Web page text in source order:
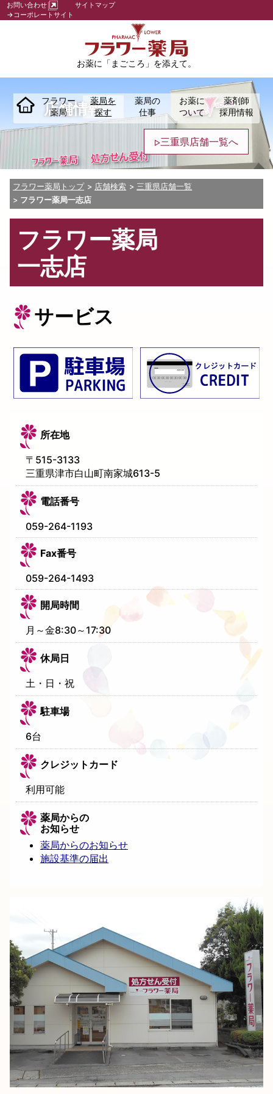
お薬に「まごころ」を添えて。
フラワー
薬局
薬局を
探す
薬局の
仕事
お薬に
ついて
薬剤師
採用情報
お問い合わせ
サイトマップ
→コーポレートサイト
店舗情報
三重県店舗一覧へ
フラワー薬局トップ 店舗検索
三重県店舗一覧
フラワー薬局一志店
フラワー薬局
一志店
サービス
所在地
〒 515-3133
三重県津市白山町南家城613-5
電話番号
059-264-1193
Fax番号
059-264-1493
開局時間
月～金8:30～17:30
休局日
土・日・祝
駐車場
6台
クレジットカード
利用可能
薬局からの
お知らせ
薬局からのお知らせ
施設基準の届出